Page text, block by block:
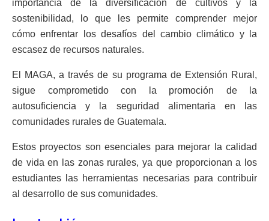
importancia de la diversificación de cultivos y la
sostenibilidad, lo que les permite comprender mejor
cómo enfrentar los desafíos del cambio climático y la
escasez de recursos naturales.
El MAGA, a través de su programa de Extensión Rural,
sigue comprometido con la promoción de la
autosuficiencia y la seguridad alimentaria en las
comunidades rurales de Guatemala.
Estos proyectos son esenciales para mejorar la calidad
de vida en las zonas rurales, ya que proporcionan a los
estudiantes las herramientas necesarias para contribuir
al desarrollo de sus comunidades.